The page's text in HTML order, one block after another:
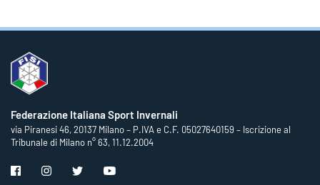
Federazione Italiana Sport Invernali
via Piranesi 46, 20137 Milano – P.IVA e C.F. 05027640159 – Iscrizione al
Tribunale di Milano n° 63, 11.12.2004